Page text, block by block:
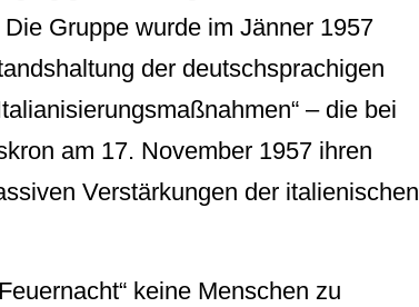
Gruppe wurde im Jänner 1957
der deutschsprachigen
– die bei
am 17. November 1957 ihren
Verstärkungen der italienischen
keine Menschen zu